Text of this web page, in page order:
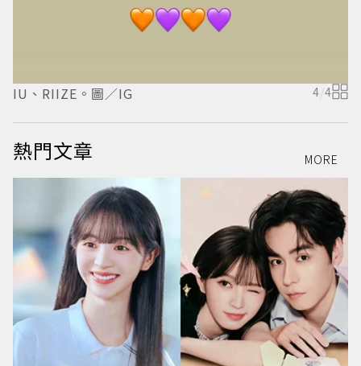
IU、RIIZE。圖／IG 4/4
熱門文章 MORE